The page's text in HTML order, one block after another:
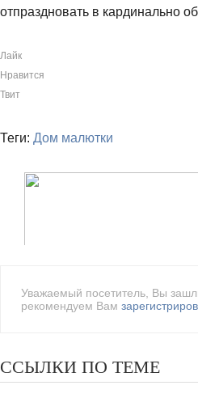
отпраздновать в кардинально
Лайк
Нравится
Твит
Теги: Дом малютки
Уважаемый посетитель, Вы
рекомендуем Вам
ССЫЛКИ ПО ТЕМЕ